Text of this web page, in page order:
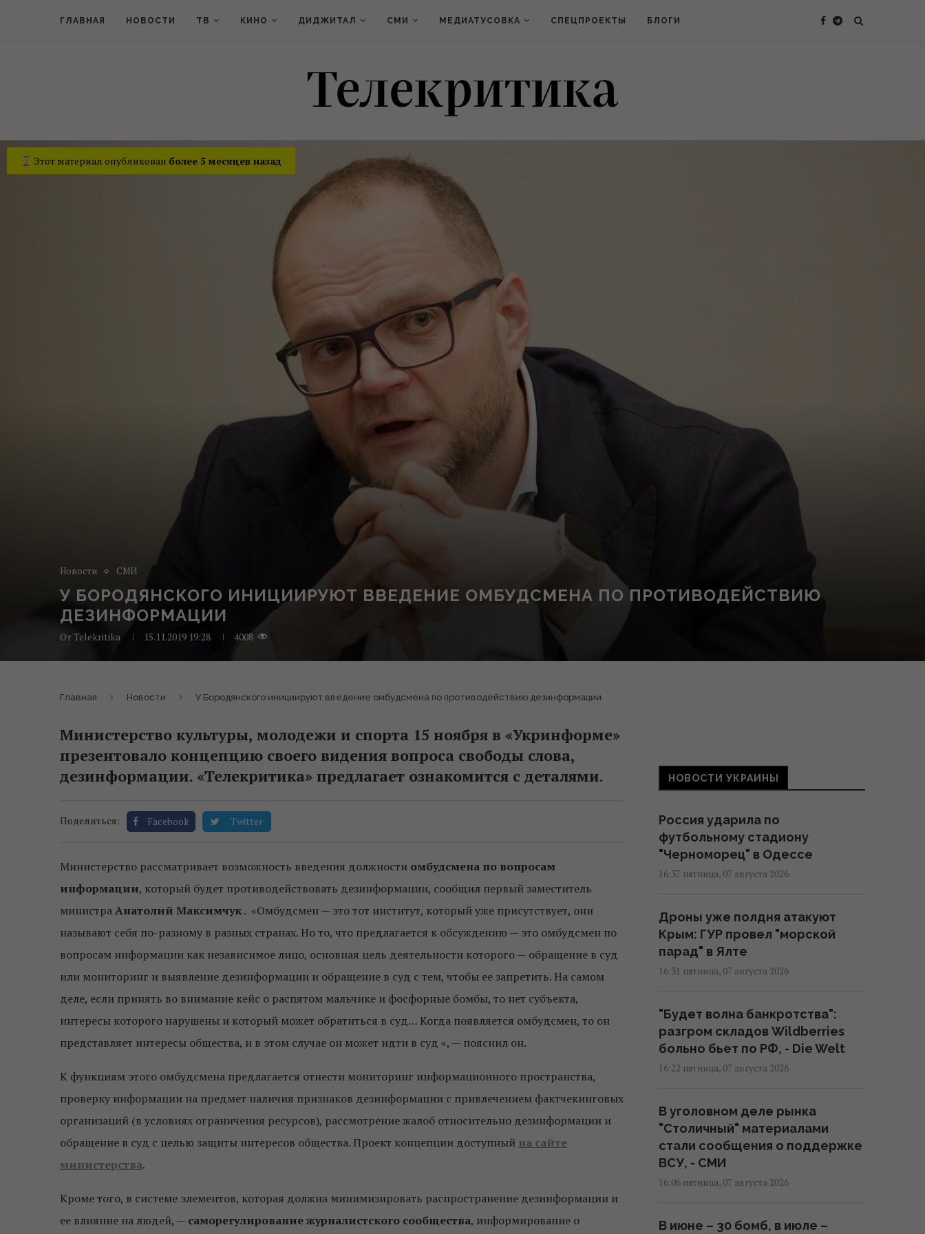
ГЛАВНАЯ НОВОСТИ ТВ КИНО ДИДЖИТАЛ СМИ МЕДИАТУСОВКА СПЕЦПРОЕКТЫ БЛОГИ
Этот материал опубликован более 5 месяцев назад
Новости СМИ
У БОРОДЯНСКОГО ИНИЦИИРУЮТ ВВЕДЕНИЕ ОМБУДСМЕНА ПО ПРОТИВОДЕЙСТВИЮ
ДЕЗИНФОРМАЦИИ
От Telekritika 15.11.2019 19:28 4008
Главная Новости У Бородянского инициируют введение омбудсмена по противодействию дезинформации
Министерство культуры, молодежи и спорта 15 ноября в «Укринформе»
презентовало концепцию своего видения вопроса свободы слова,
дезинформации. «Телекритика» предлагает ознакомится с деталями.
Поделиться: Facebook Twitter
Министерство рассматривает возможность введения должности омбудсмена по вопросам
информации, который будет противодействовать дезинформации, сообщил первый заместитель
министраАнатолий Максимчук. «Омбудсмен — это тот институт, который уже присутствует, они
называют себя по-разному в разных странах. Но то, что предлагается к обсуждению — это омбудсмен по
вопросам информации как независимое лицо, основная цель деятельности которого — обращение в суд
или мониторинг и выявление дезинформации и обращение в суд с тем, чтобы ее запретить. На самом
деле, если принять во внимание кейс о распятом мальчике и фосфорные бомбы, то нет субъекта,
интересы которого нарушены и который может обратиться в суд… Когда появляется омбудсмен, то он
представляет интересы общества, и в этом случае он может идти в суд «, — пояснил он.
К функциям этого омбудсмена предлагается отнести мониторинг информационного пространства,
проверку информации на предмет наличия признаков дезинформации с привлечением фактчекинговых
организаций (в условиях ограничения ресурсов), рассмотрение жалоб относительно дезинформации и
обращение в суд с целью защиты интересов общества. Проект концепции доступный на сайте
министерства.
Кроме того, в системе элементов, которая должна минимизировать распространение дезинформации и
ее влияние на людей, — саморегулирование журналистского сообщества, информирование о
НОВОСТИ УКРАИНЫ
Россия ударила по
футбольному стадиону
"Черноморец" в Одессе
16:37 пятница, 07 августа 2026
Дроны уже полдня атакуют
Крым: ГУР провел "морской
парад" в Ялте
16:31 пятница, 07 августа 2026
"Будет волна банкротства":
разгром складов Wildberries
больно бьет по РФ, - Die Welt
16:22 пятница, 07 августа 2026
В уголовном деле рынка
"Столичный" материалами
стали сообщения о поддержке
ВСУ, - СМИ
16:06 пятница, 07 августа 2026
В июне – 30 бомб, в июле –